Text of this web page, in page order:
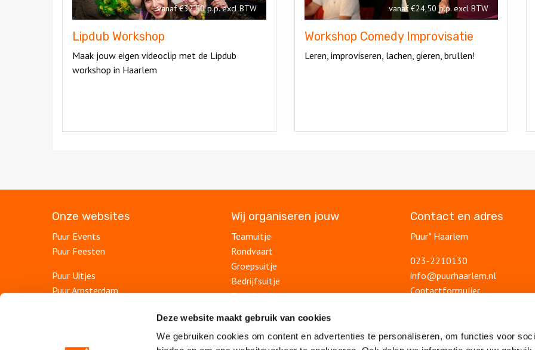
Deze website maakt gebruik van cookies
We gebruiken cookies om content en advertenties te personaliseren, om functies voor
vanaf €32,50 p.p. excl BTW
Lipdub Workshop
Maak jouw eigen videoclip met de Lipdub
workshop in Haarlem
vanaf €24,50 p.p. excl BTW
Workshop Comedy Improvisatie
Leren, improviseren, lachen, gieren, brullen!
Onze websites
Puur Events
Puur Feesten
Puur Uitjes
Puur Amsterdam
Wij organiseren jouw
Teamuitje
Rondvaart
Groepsuitje
Bedrijfsuitje
Teambuilding
Personeelsuitje
Contact en adres
Puur* Haarlem
023-2210130
info@puurhaarlem.nl
Contactformulier
Ontdek Haarlem
Veelgestelde vragen